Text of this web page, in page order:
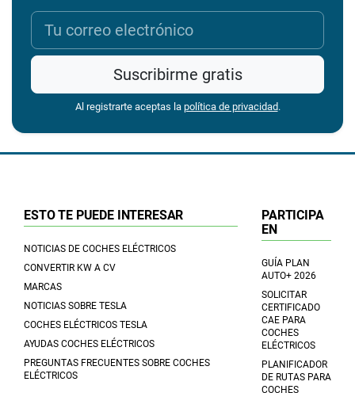
Suscribirme gratis
Al registrarte aceptas la política de privacidad.
ESTO TE PUEDE INTERESAR
NOTICIAS DE COCHES ELÉCTRICOS
CONVERTIR KW A CV
MARCAS
NOTICIAS SOBRE TESLA
COCHES ELÉCTRICOS TESLA
AYUDAS COCHES ELÉCTRICOS
PREGUNTAS FRECUENTES SOBRE COCHES
ELÉCTRICOS
PARTICIPA
EN
GUÍA PLAN
AUTO+ 2026
SOLICITAR
CERTIFICADO
CAE PARA
COCHES
ELÉCTRICOS
PLANIFICADOR
DE RUTAS PARA
COCHES